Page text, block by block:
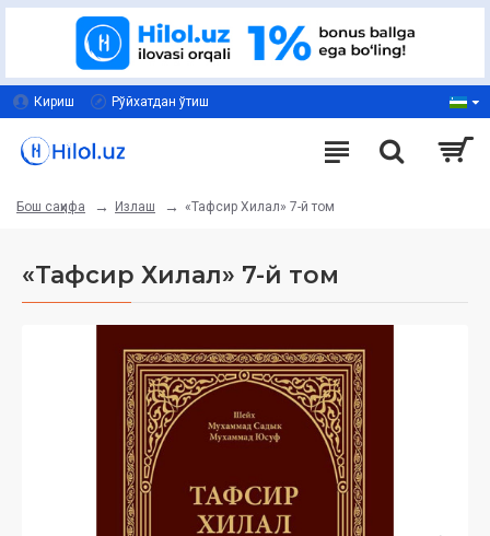
Кириш Рўйхатдан ўтиш
Бош саҳифа Излаш «Тафсир Хилал» 7-й том
«Тафсир Хилал» 7-й том